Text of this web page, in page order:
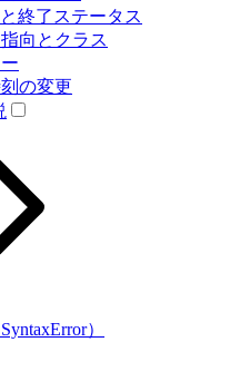
終了ステータス
向とクラス
の変更
）